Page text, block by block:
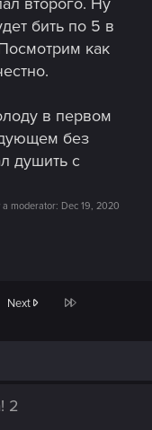
бить по 5 в
как
в первом
без
душить с
a moderator: Dec 19, 2020
Next Last
2